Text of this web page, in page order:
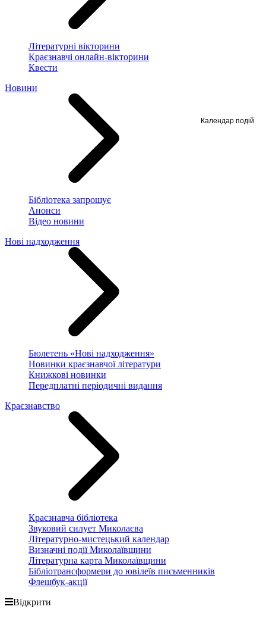
Літературні вікторини
Краєзнавчі онлайн-вікторини
Квести
Новини
Бібліотека запрошує
Анонси
Відео новини
Нові надходження
Бюлетень «Нові надходження»
Новинки краєзнавчої літератури
Книжкові новинки
Передплатні періодичні видання
Краєзнавство
Краєзнавча бібліотека
Звуковий силует Миколаєва
Літературно-мистецький календар
Визначні події Миколаївщини
Літературна карта Миколаївщини
Бібліотрансформери до ювілеїв письменників
Флешбук-акції
Відкрити
Календар подій